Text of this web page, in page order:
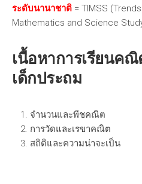
ระดับนานาชาติ = TIMSS
Mathematics and Science
เนื้อหาการเรียนค
เด็กประถม
จำนวนและพีชคณิต
การวัดและเรขาคณิต
สถิติและความน่าจะเป็น